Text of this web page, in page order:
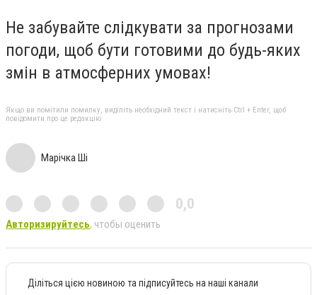
Не забувайте слідкувати за прогнозами
погоди, щоб бути готовими до будь-яких
змін в атмосферних умовах!
Якщо ви помітили помилку, виділіть необхідний текст і натисніть Ctrl + Enter, щоб
повідомити про це редакцію
Марічка Ші
0,0
Авторизируйтесь, чтобы оценить
Діліться цією новиною та підписуйтесь на наші канали